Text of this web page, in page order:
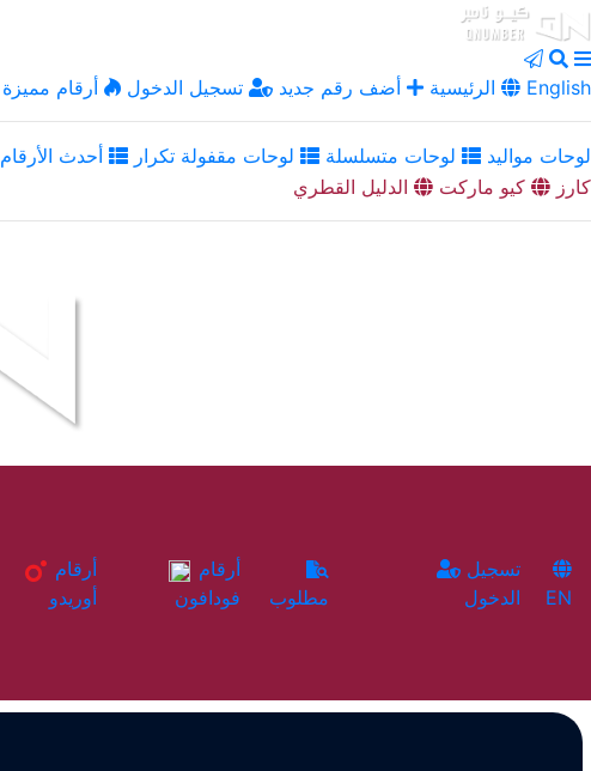
الرئيسية أضف رقم جديد تسجيل الدخول أرقام مميزة English
لوحات مواليد لوحات متسلسلة لوحات مقفولة تكرار أحدث الأرقام
كارز
كيو ماركت الدليل القطري
أوريدو
فودافون
مطلوب
الدخول
EN